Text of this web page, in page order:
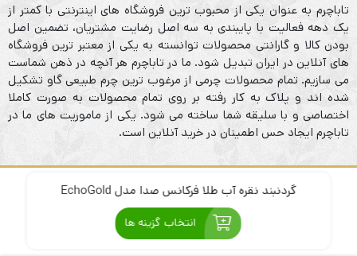
تاباچرم به عنوان یکی از محبوب ترین فروشگاه های اینترنتی با کمتر از
یک دهه فعالیت با پایبندی به سه اصل رضایت مشتریان، تضمین اصل
بودن کالا و گارانتی محصولات توانسته به یکی از معتبر ترین فروشگاه
های آنلاین در ایران تبدیل شود. ما در تاباچرم هر آنچه در ذهن شماست
می سازیم. تمام محصولات چرمی از مرغوب ترین چرم طبیعی گاو تشکیل
شده اند و پلاک به کار رفته بر روی تمام محصولات به صورت کاملا
اختصاصی و با سلیقه شما ساخته می شود. یکی از ماموریت های ما در
تاباچرم ایجاد حس اطمینان در خرید آنلاین است.
تمامی حقوق برای تاباچرم محفوظ است.
گردنبند نقره آب طلا فرکانس صدا مدل EchoGold
انتخاب گزینه ها